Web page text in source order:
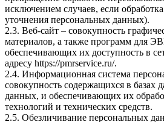
исключением случаев, если
уточнения персональных данных).
2.3. Веб-сайт – совокупность
материалов, а также программ для
обеспечивающих их доступность в
адресу https://pmrservice.ru/.
2.4. Информационная система
совокупность содержащихся в базах
данных, и обеспечивающих их
технологий и технических средств.
2.5. Обезличивание персональных